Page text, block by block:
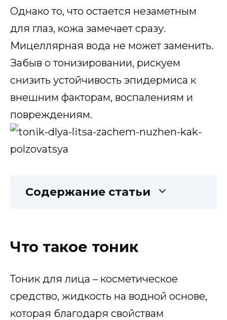
Однако то, что остается незаметным
для глаз, кожа замечает сразу.
Мицеллярная вода не может заменить.
Забыв о тонизировании, рискуем
снизить устойчивость эпидермиса к
внешним факторам, воспалениям и
повреждениям.
Содержание статьи
Что такое тоник
Тоник для лица – косметическое
средство, жидкость на водной основе,
которая благодаря свойствам